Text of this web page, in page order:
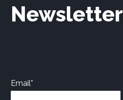
Newsletter
Email*